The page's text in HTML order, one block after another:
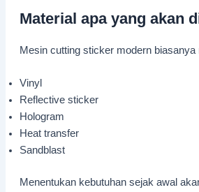
Material apa yang akan
Mesin cutting sticker modern
Vinyl
Reflective sticker
Hologram
Heat transfer
Sandblast
Menentukan kebutuhan sejak awal